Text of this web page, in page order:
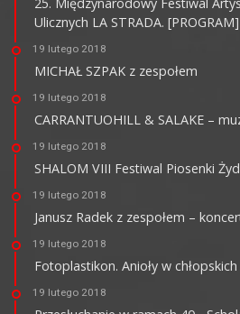
Ulicznych LA STRADA. [PROGRAM]
19 lutego 2018
MICHAŁ SZPAK z zespołem
19 lutego 2018
CARRANTUOHILL & SALAKE –
19 lutego 2018
SHALOM VIII Festiwal Piosenki
19 lutego 2018
Janusz Radek z zespołem –
19 lutego 2018
Fotoplastikon. Anioły w
19 lutego 2018